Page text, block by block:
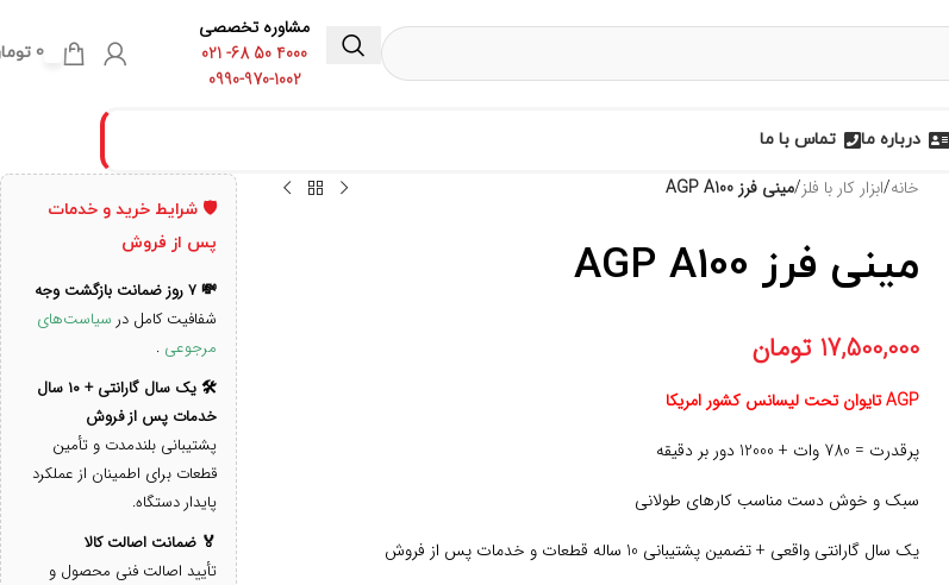
مشاوره تخصصی
4000 50 68- 021
0990-970-1002
0
درباره ما تماس با ما
خانه/ابزار کار با فلز/مينی فرز AGP A100
مينی فرز AGP A100
17,500,000 تومان
AGP تایوان تحت لیسانس کشور امریکا
پرقدرت = 780 وات + 12000 دور بر دقیقه
سبک و خوش دست مناسب کارهای طولانی
یک سال گارانتی واقعی + تضمین پشتیبانی 10 ساله قطعات و خدمات پس از فروش
🛡️ شرایط خرید و خدمات
پس از فروش
💸 ۷ روز ضمانت بازگشت وجه
شفافیت کامل در سیاست‌های
مرجوعی .
🛠️ یک سال گارانتی + ۱۰ سال
خدمات پس از فروش
پشتیبانی بلندمدت و تأمین
قطعات برای اطمینان از عملکرد
پایدار دستگاه.
🏅 ضمانت اصالت کالا
تأیید اصالت فنی محصول و